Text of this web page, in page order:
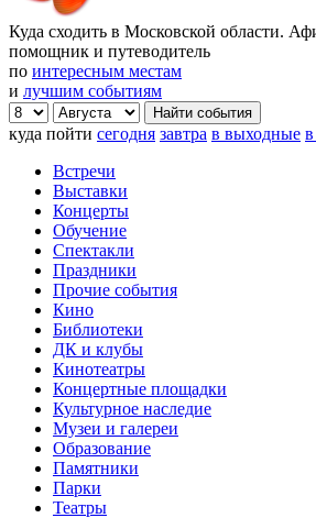
Куда сходить в Московской области.
помощник и путеводитель
по интересным местам
и лучшим событиям
куда пойти сегодня завтра в выходные
Встречи
Выставки
Концерты
Обучение
Спектакли
Праздники
Прочие события
Кино
Библиотеки
ДК и клубы
Кинотеатры
Концертные площадки
Культурное наследие
Музеи и галереи
Образование
Памятники
Парки
Театры